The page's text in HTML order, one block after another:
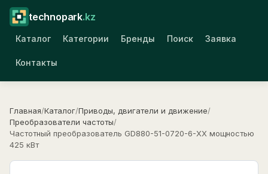
technopark.kz
Каталог Категории Бренды Поиск Заявка
Контакты
Главная/Каталог/Приводы, двигатели и движение/
Преобразователи частоты/
Частотный преобразователь GD880-51-0720-6-XX мощностью
425 кВт